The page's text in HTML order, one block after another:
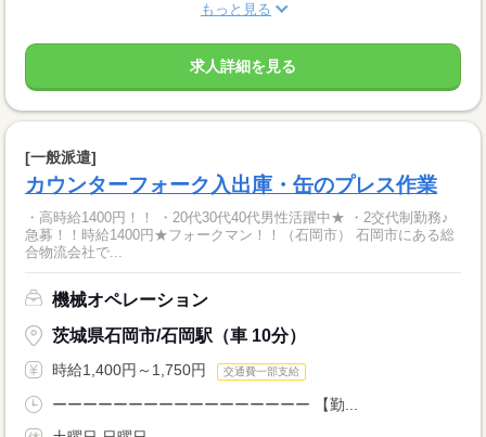
もっと見る
求人詳細を見る
[一般派遣]
カウンターフォーク入出庫・缶のプレス作業
・高時給1400円！！ ・20代30代40代男性活躍中★ ・2交代制勤務♪
急募！！時給1400円★フォークマン！！（石岡市） 石岡市にある総
合物流会社で...
機械オペレーション
茨城県石岡市/石岡駅（車 10分）
時給1,400円～1,750円 交通費一部支給
ーーーーーーーーーーーーーーーーー 【勤...